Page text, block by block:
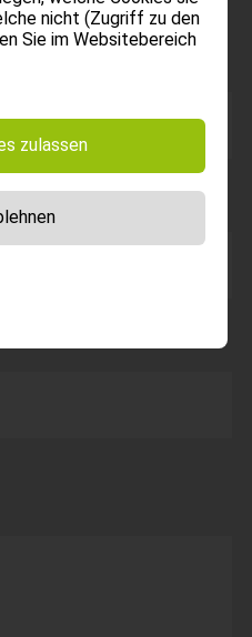
nicht (Zugriff zu den
Sie im Websitebereich
zulassen